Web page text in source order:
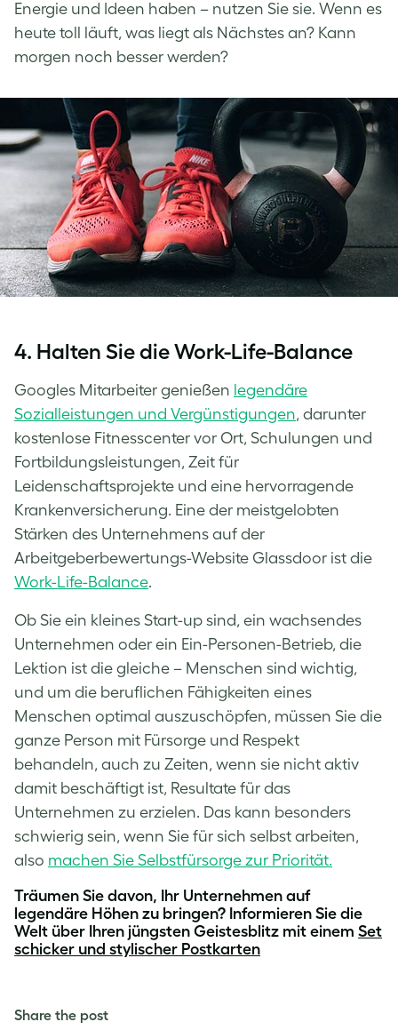
Energie und Ideen haben – nutzen Sie sie. Wenn es
heute toll läuft, was liegt als Nächstes an? Kann
morgen noch besser werden?
4. Halten Sie die Work-Life-Balance
Googles Mitarbeiter genießen legendäre
Sozialleistungen und Vergünstigungen, darunter
kostenlose Fitnesscenter vor Ort, Schulungen und
Fortbildungsleistungen, Zeit für
Leidenschaftsprojekte und eine hervorragende
Krankenversicherung. Eine der meistgelobten
Stärken des Unternehmens auf der
Arbeitgeberbewertungs-Website Glassdoor ist die
Work-Life-Balance.
Ob Sie ein kleines Start-up sind, ein wachsendes
Unternehmen oder ein Ein-Personen-Betrieb, die
Lektion ist die gleiche – Menschen sind wichtig,
und um die beruflichen Fähigkeiten eines
Menschen optimal auszuschöpfen, müssen Sie die
ganze Person mit Fürsorge und Respekt
behandeln, auch zu Zeiten, wenn sie nicht aktiv
damit beschäftigt ist, Resultate für das
Unternehmen zu erzielen. Das kann besonders
schwierig sein, wenn Sie für sich selbst arbeiten,
also machen Sie Selbstfürsorge zur Priorität.
Träumen Sie davon, Ihr Unternehmen auf
legendäre Höhen zu bringen? Informieren Sie die
Welt über Ihren jüngsten Geistesblitz mit einem Set
schicker und stylischer Postkarten
Share the post